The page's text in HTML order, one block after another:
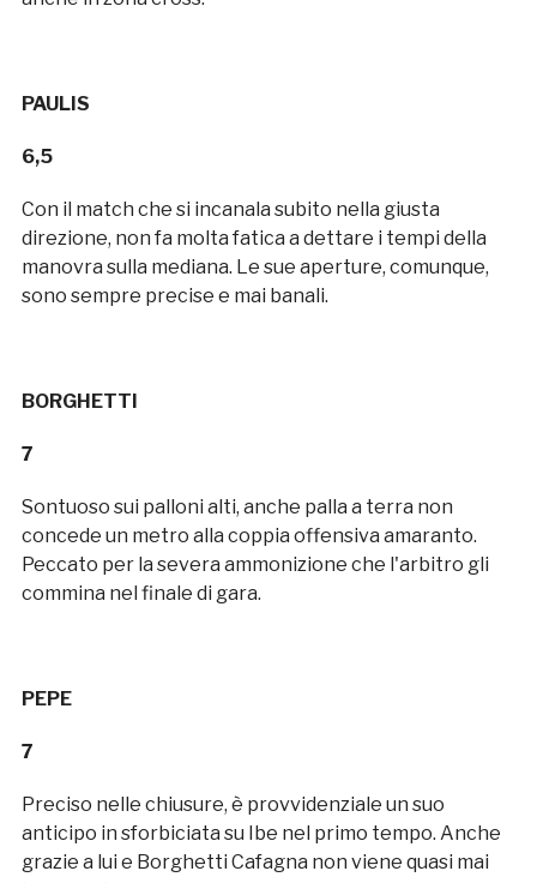
PAULIS
6,5
Con il match che si incanala subito nella giusta
direzione, non fa molta fatica a dettare i tempi della
manovra sulla mediana. Le sue aperture, comunque,
sono sempre precise e mai banali.
BORGHETTI
7
Sontuoso sui palloni alti, anche palla a terra non
concede un metro alla coppia offensiva amaranto.
Peccato per la severa ammonizione che l'arbitro gli
commina nel finale di gara.
PEPE
7
Preciso nelle chiusure, è provvidenziale un suo
anticipo in sforbiciata su Ibe nel primo tempo. Anche
grazie a lui e Borghetti Cafagna non viene quasi mai